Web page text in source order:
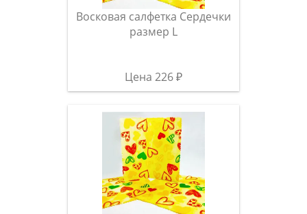
Восковая салфетка Сердечки
размер L
Цена 226 ₽